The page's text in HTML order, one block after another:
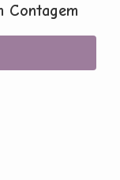
Contagem